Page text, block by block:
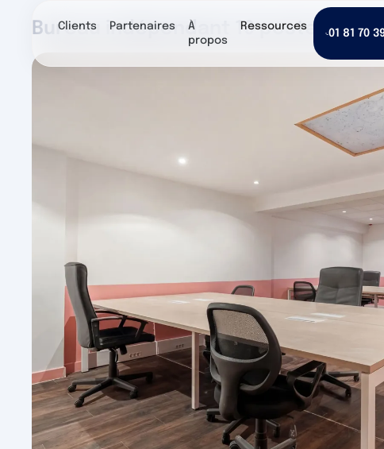
Clients Partenaires
À
propos
Ressources
01 81 70
Bureau indépendant 10 postes à